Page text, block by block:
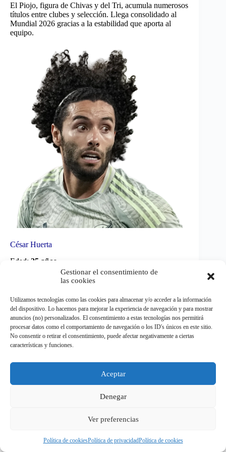
Gestionar el consentimiento de
las cookies
Utilizamos tecnologías como las cookies para almacenar y/o acceder a la información
del dispositivo. Lo hacemos para mejorar la experiencia de navegación y para mostrar
anuncios (no) personalizados. El consentimiento a estas tecnologías nos permitirá
procesar datos como el comportamiento de navegación o los ID's únicos en este sitio.
No consentir o retirar el consentimiento, puede afectar negativamente a ciertas
características y funciones.
Aceptar
Denegar
Ver preferencias
Política de cookiesPolítica de privacidadPolítica de cookies
El Piojo, figura de Chivas y del Tri, acumula numerosos
títulos entre clubes y selección. Llega consolidado al
Mundial 2026 gracias a la estabilidad que aporta al
equipo.
César Huerta
Edad: 25 años
RSC Anderlecht
Veces internacional:26
Extremo jalisciense, canterano de Chivas y exfigura de
Pumas. El Chino emigró a Bélgica, donde aporta
desborde y gol desde la banda.